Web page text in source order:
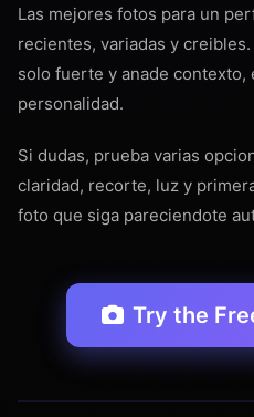
Las mejores fotos para un
recientes, variadas y
solo fuerte y anade contexto,
personalidad.
Si dudas, prueba varias
claridad, recorte, luz y
foto que siga pareciendote
Try the